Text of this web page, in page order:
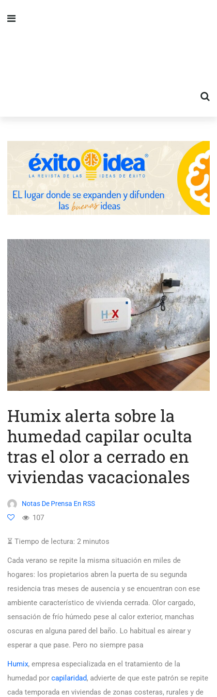
Humix alerta sobre la
humedad capilar oculta
tras el olor a cerrado en
viviendas vacacionales
Notas De Prensa En RSS
107
⏳ Tiempo de lectura: 2 minutos
Cada verano se repite la misma situación en miles de
hogares: los propietarios abren la puerta de su segunda
residencia tras meses de ausencia y se encuentran con ese
ambiente característico de vivienda cerrada. Olor cargado,
sensación de frío húmedo pese al calor exterior, manchas
oscuras en alguna pared del baño. Lo habitual es airear y
esperar a que pase. Pero no siempre pasa
Humix, empresa especializada en el tratamiento de la
humedad por capilaridad, advierte de que este patrón se repite
cada temporada en viviendas de zonas costeras, rurales y de